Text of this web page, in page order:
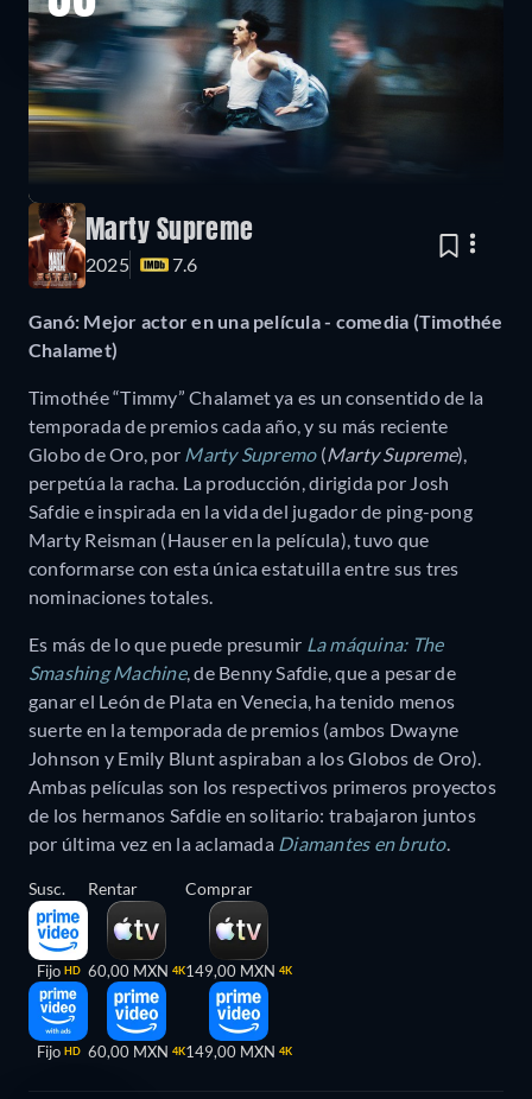
Marty Supreme
2025 7.6
Ganó: Mejor actor en una película - comedia (Timothée
Chalamet)
Timothée “Timmy” Chalamet ya es un consentido de la
temporada de premios cada año, y su más reciente
Globo de Oro, por Marty Supremo(Marty Supreme),
perpetúa la racha. La producción, dirigida por Josh
Safdie e inspirada en la vida del jugador de ping-pong
Marty Reisman (Hauser en la película), tuvo que
conformarse con esta única estatuilla entre sus tres
nominaciones totales.
Es más de lo que puede presumir La máquina: The
Smashing Machine, de Benny Safdie, que a pesar de
ganar el León de Plata en Venecia, ha tenido menos
suerte en la temporada de premios (ambos Dwayne
Johnson y Emily Blunt aspiraban a los Globos de Oro).
Ambas películas son los respectivos primeros proyectos
de los hermanos Safdie en solitario: trabajaron juntos
por última vez en la aclamada Diamantes en bruto.
Susc.
Fijo HD
Fijo HD
Rentar
60,00 MXN 4K
60,00 MXN 4K
Comprar
149,00 MXN 4K
149,00 MXN 4K